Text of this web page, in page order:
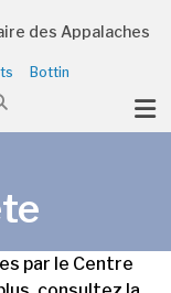
des Appalaches
Bottin
par le Centre